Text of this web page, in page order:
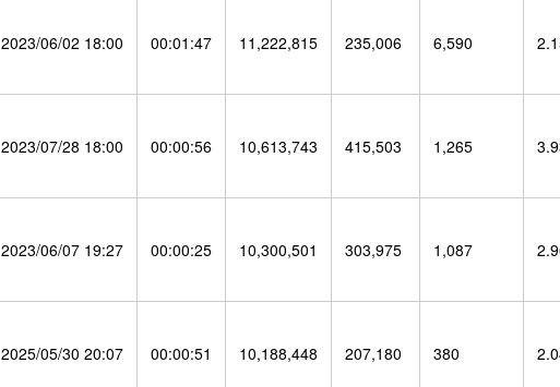
2023/06/02 18:00 00:01:47 11,222,815 235,006 6,590
2023/07/28 18:00 00:00:56 10,613,743 415,503 1,265
2023/06/07 19:27 00:00:25 10,300,501 303,975 1,087
2025/05/30 20:07 00:00:51 10,188,448 207,180 380